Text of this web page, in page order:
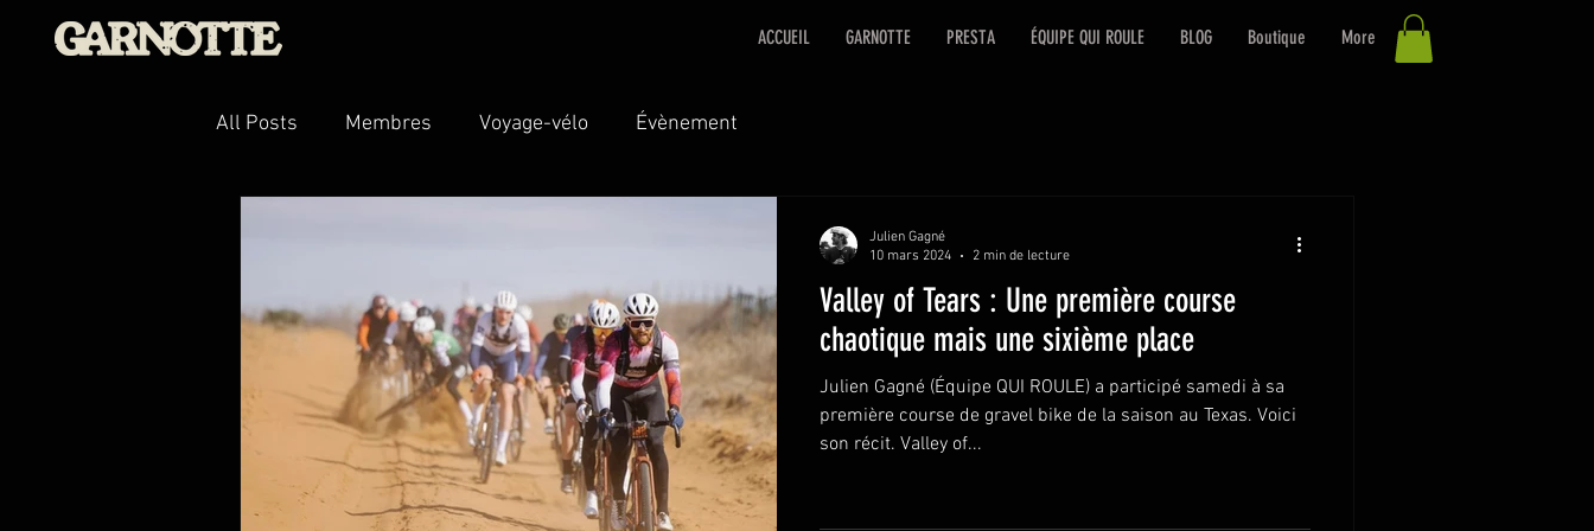
ACCUEIL GARNOTTE PRESTA ÉQUIPE QUI ROULE BLOG Boutique More
All Posts Membres Voyage-vélo Évènement
Valley of Tears : Une première course
chaotique mais une sixième place
Julien Gagné (Équipe QUI ROULE) a participé samedi à sa
première course de gravel bike de la saison au Texas. Voici
son récit. Valley of...
Julien Gagné
10 mars 2024
2 min de lecture